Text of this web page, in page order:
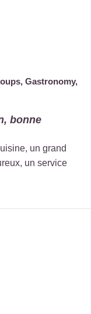
Gastronomy,
bonne
un grand
un service